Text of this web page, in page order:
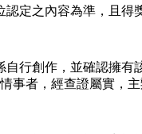
定之內容為準，且得
自行創作，並確認擁
事者，經查證屬實，